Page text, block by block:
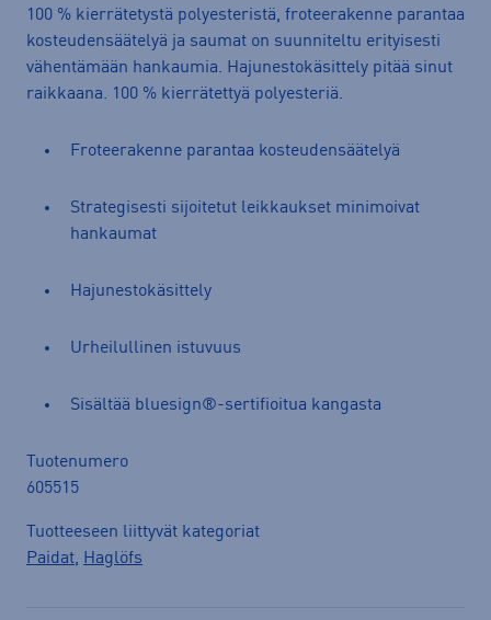
100 % kierrätetystä polyesteristä, froteerakenne parantaa
kosteudensäätelyä ja saumat on suunniteltu erityisesti
vähentämään hankaumia. Hajunestokäsittely pitää sinut
raikkaana. 100 % kierrätettyä polyesteriä.
Froteerakenne parantaa kosteudensäätelyä
Strategisesti sijoitetut leikkaukset minimoivat
hankaumat
Hajunestokäsittely
Urheilullinen istuvuus
Sisältää bluesign®-sertifioitua kangasta
Tuotenumero
605515
Tuotteeseen liittyvät kategoriat
Paidat, Haglöfs